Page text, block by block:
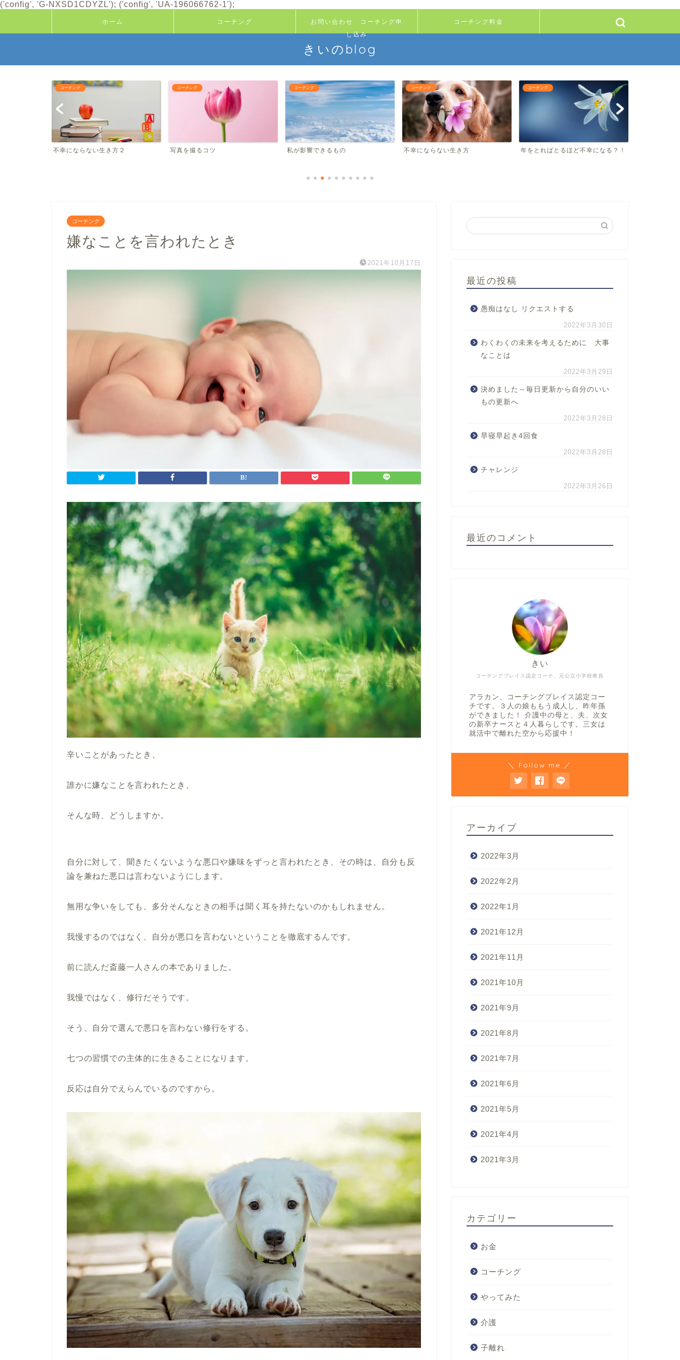
('config', 'G-NXSD1CDYZL'); ('config', 'UA-196066762-1');
ホーム コーチング
お問い合わせ コーチング申
し込み
コーチング料金
きいのblog
コーチング
不幸にならない生き方２
コーチング
写真を撮るコツ
コーチング
私が影響できるもの
コーチング
不幸にならない生き方
コーチング
年をとればとるほど不幸になる？！
コーチング
嫌なことを言われたとき
2021年10月17日
辛いことがあったとき、
誰かに嫌なことを言われたとき、
そんな時、どうしますか。
自分に対して、聞きたくないような悪口や嫌味をずっと言われたとき、その時は、自分も反
論を兼ねた悪口は言わないようにします。
無用な争いをしても、多分そんなときの相手は聞く耳を持たないのかもしれません。
我慢するのではなく、自分が悪口を言わないということを徹底するんです。
前に読んだ斎藤一人さんの本でありました。
我慢ではなく、修行だそうです。
そう、自分で選んで悪口を言わない修行をする。
七つの習慣での主体的に生きることになります。
反応は自分でえらんでいるのですから。
最近の投稿
愚痴はなし リクエストする
2022年3月30日
わくわくの未来を考えるために 大事
なことは
2022年3月29日
決めました～毎日更新から自分のいい
もの更新へ
2022年3月28日
早寝早起き4回食
2022年3月28日
チャレンジ
2022年3月26日
最近のコメント
コーチングプレイス認定コーチ、元公立小学校教員
きい
アラカン、コーチングプレイス認定コー
チです。３人の娘ももう成人し、昨年孫
ができました！ 介護中の母と、夫、次女
の新卒ナースと４人暮らしです。三女は
就活中で離れた空から応援中！
＼ Follow me ／
アーカイブ
2022年3月
2022年2月
2022年1月
2021年12月
2021年11月
2021年10月
2021年9月
2021年8月
2021年7月
2021年6月
2021年5月
2021年4月
2021年3月
カテゴリー
お金
コーチング
やってみた
介護
子離れ